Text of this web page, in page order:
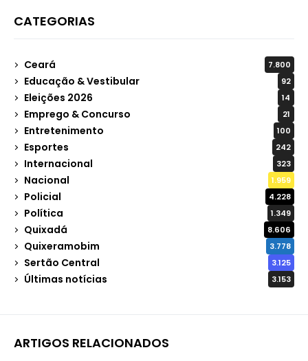
CATEGORIAS
Ceará 7.800
Educação & Vestibular 92
Eleições 2026 14
Emprego & Concurso 21
Entretenimento 100
Esportes 242
Internacional 323
Nacional 1.959
Policial 4.228
Política 1.349
Quixadá 8.606
Quixeramobim 3.778
Sertão Central 3.125
Últimas notícias 3.153
ARTIGOS RELACIONADOS